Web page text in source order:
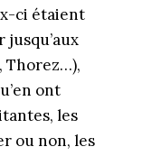
ci étaient
jusqu’aux
Thorez…),
ont
les
ou non, les